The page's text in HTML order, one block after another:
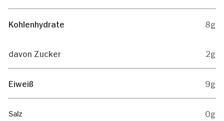
Kohlenhydrate 8g
davon Zucker 2g
Eiweiß 9g
Salz 0g